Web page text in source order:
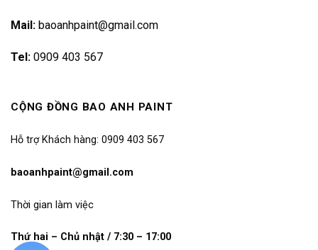
Mail: baoanhpaint@gmail.com
Tel: 0909 403 567
CỘNG ĐỒNG BAO ANH PAINT
Hỗ trợ Khách hàng: 0909 403 567
baoanhpaint@gmail.com
Thời gian làm việc
Thứ hai – Chủ nhật / 7:30 – 17:00